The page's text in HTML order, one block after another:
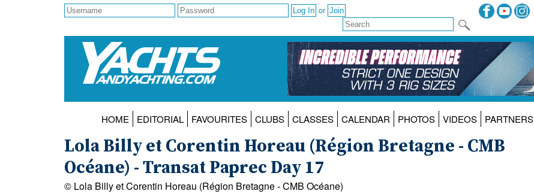
or
HOME EDITORIAL FAVOURITES CLUBS CLASSES CALENDAR PHOTOS VIDEOS PARTNERS
Lola Billy et Corentin Horeau (Région Bretagne - CMB
Océane) - Transat Paprec Day 17
© Lola Billy et Corentin Horeau (Région Bretagne - CMB Océane)